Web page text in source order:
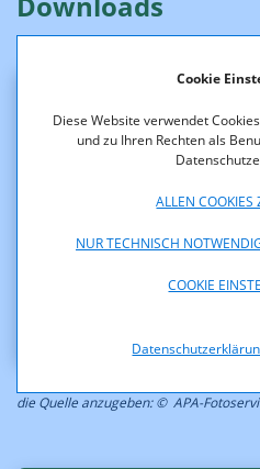
Cookie
Diese Website verwendet
und zu Ihren Rechten als
ALLEN
NUR TECHNISCH
COOKIE
Pressefotos
Steinmaurer_1_APA-
Steinmaurer_4_APA-
die Quelle anzugeben: © APA-